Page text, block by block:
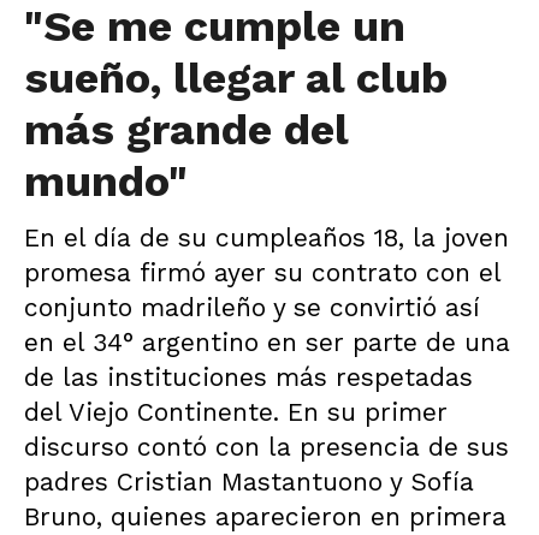
"Se me cumple un
sueño, llegar al club
más grande del
mundo"
En el día de su cumpleaños 18, la joven
promesa firmó ayer su contrato con el
conjunto madrileño y se convirtió así
en el 34° argentino en ser parte de una
de las instituciones más respetadas
del Viejo Continente. En su primer
discurso contó con la presencia de sus
padres Cristian Mastantuono y Sofía
Bruno, quienes aparecieron en primera